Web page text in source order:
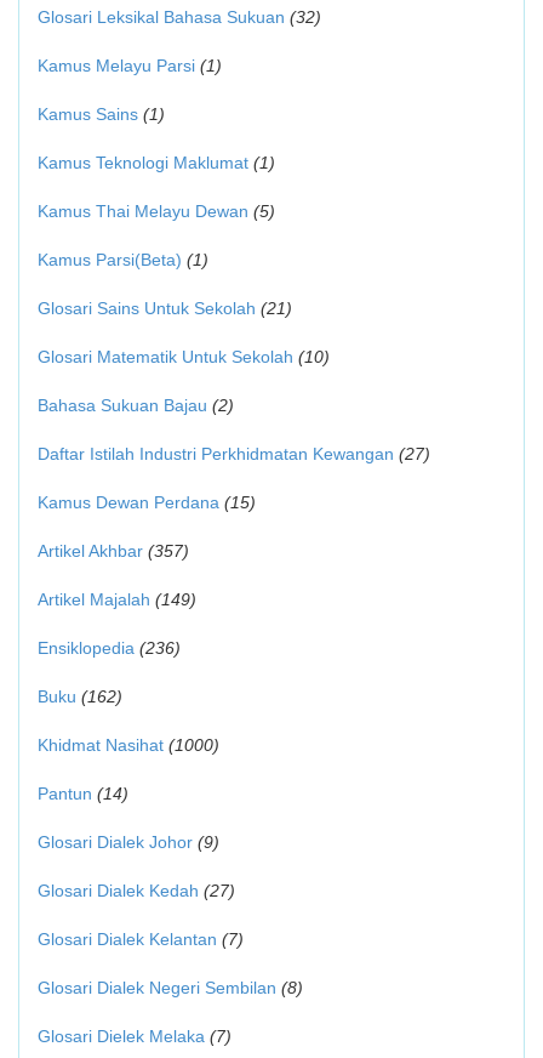
Glosari Leksikal Bahasa Sukuan (32)
Kamus Melayu Parsi (1)
Kamus Sains (1)
Kamus Teknologi Maklumat (1)
Kamus Thai Melayu Dewan (5)
Kamus Parsi(Beta) (1)
Glosari Sains Untuk Sekolah (21)
Glosari Matematik Untuk Sekolah (10)
Bahasa Sukuan Bajau (2)
Daftar Istilah Industri Perkhidmatan Kewangan (27)
Kamus Dewan Perdana (15)
Artikel Akhbar (357)
Artikel Majalah (149)
Ensiklopedia (236)
Buku (162)
Khidmat Nasihat (1000)
Pantun (14)
Glosari Dialek Johor (9)
Glosari Dialek Kedah (27)
Glosari Dialek Kelantan (7)
Glosari Dialek Negeri Sembilan (8)
Glosari Dielek Melaka (7)